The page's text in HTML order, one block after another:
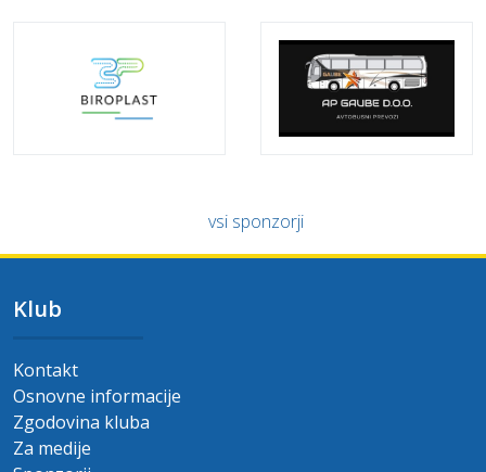
vsi sponzorji
Klub
Kontakt
Osnovne informacije
Zgodovina kluba
Za medije